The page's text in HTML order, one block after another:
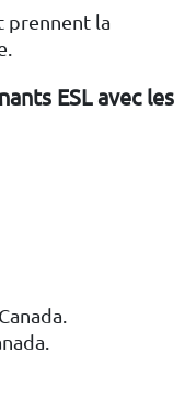
prennent la
ESL avec les